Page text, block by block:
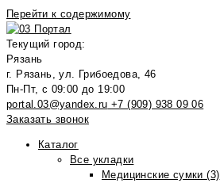
Перейти к содержимому
Текущий город:
Рязань
г. Рязань, ул. Грибоедова, 46
Пн-Пт, с 09:00 до 19:00
portal.03@yandex.ru +7 (909) 938 09 06
Заказать звонок
Каталог
Все укладки
Медицинские сумки (3)